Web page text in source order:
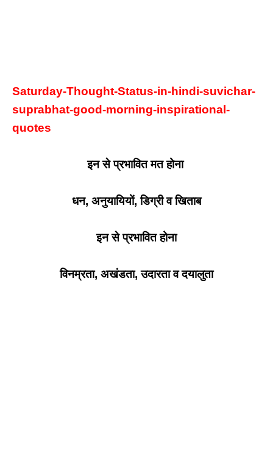
Saturday-Thought-Status-in-hindi-suvichar-
suprabhat-good-morning-inspirational-
quotes
इन से प्रभावित मत होना
धन, अनुयायियों, डिग्री व खिताब
इन से प्रभावित होना
विनम्रता, अखंडता, उदारता व दयालुता